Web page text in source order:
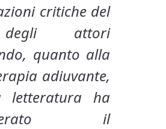
critiche del
attori
quanto alla
adiuvante,
letteratura ha
il